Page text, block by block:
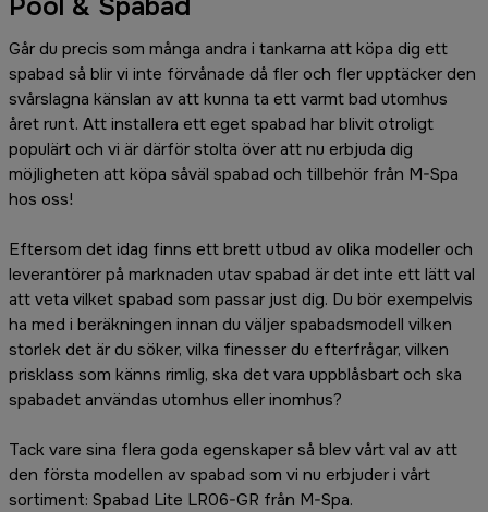
Går du precis som många andra i tankarna att köpa dig ett
spabad så blir vi inte förvånade då fler och fler upptäcker den
svårslagna känslan av att kunna ta ett varmt bad utomhus
året runt. Att installera ett eget spabad har blivit otroligt
populärt och vi är därför stolta över att nu erbjuda dig
möjligheten att köpa såväl spabad och tillbehör från M-Spa
hos oss!
Eftersom det idag finns ett brett utbud av olika modeller och
leverantörer på marknaden utav spabad är det inte ett lätt val
att veta vilket spabad som passar just dig. Du bör exempelvis
ha med i beräkningen innan du väljer spabadsmodell vilken
storlek det är du söker, vilka finesser du efterfrågar, vilken
prisklass som känns rimlig, ska det vara uppblåsbart och ska
spabadet användas utomhus eller inomhus?
Tack vare sina flera goda egenskaper så blev vårt val av att
den första modellen av spabad som vi nu erbjuder i vårt
sortiment: Spabad Lite LR06-GR från M-Spa.